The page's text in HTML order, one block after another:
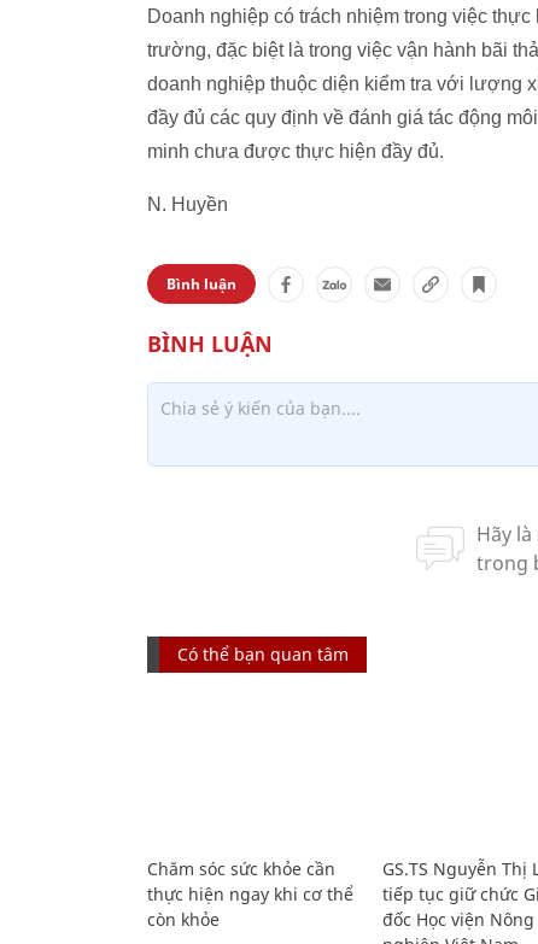
Doanh nghiệp có trách nhiệm trong việc
trường, đặc biệt là trong việc vận hành bãi
doanh nghiệp thuộc diện kiểm tra với lượng
đầy đủ các quy định về đánh giá tác động
minh chưa được thực hiện đầy đủ.
N. Huyền
Bình luận
Có thể bạn quan tâm
Chăm sóc sức khỏe cần
thực hiện ngay khi cơ thể
còn khỏe
GS.TS Nguyễn Thị
tiếp tục giữ chức
đốc Học viện Nông